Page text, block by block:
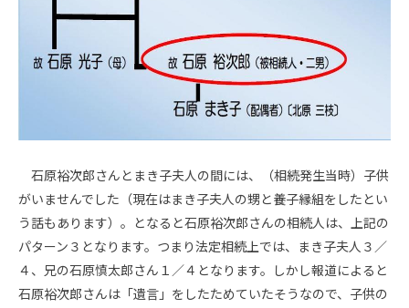
石原裕次郎さんとまき子夫人の間には、（相続発生当時）子供
がいませんでした（現在はまき子夫人の甥と養子縁組をしたとい
う話もあります）。となると石原裕次郎さんの相続人は、上記の
パターン３となります。つまり法定相続上では、まき子夫人３／
４、兄の石原慎太郎さん１／４となります。しかし報道によると
石原裕次郎さんは「遺言」をしたためていたそうなので、子供の